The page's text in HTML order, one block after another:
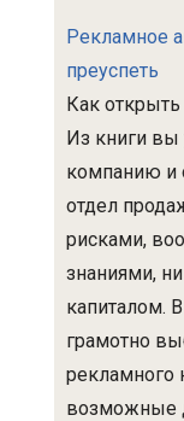
Рекламное
преуспеть
Как открыть
Из книги вы
компанию и
отдел
рисками,
знаниями,
капиталом.
грамотно
рекламного
возможные